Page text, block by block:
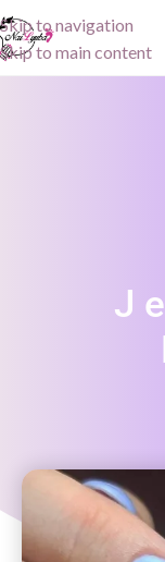
Skip to navigation
Skip to main content